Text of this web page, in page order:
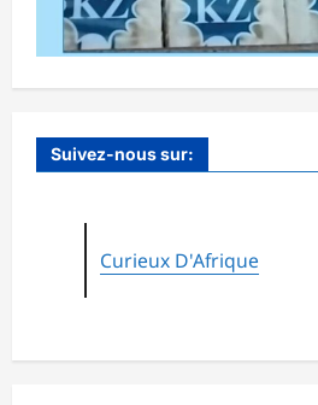
Suivez-nous sur:
Curieux D'Afrique